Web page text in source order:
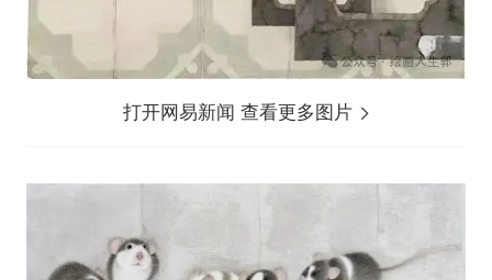
打开网易新闻 查看更多图片